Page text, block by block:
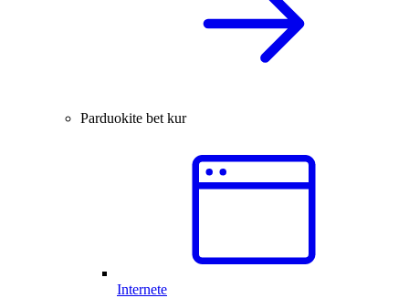
Parduokite bet kur
Internete